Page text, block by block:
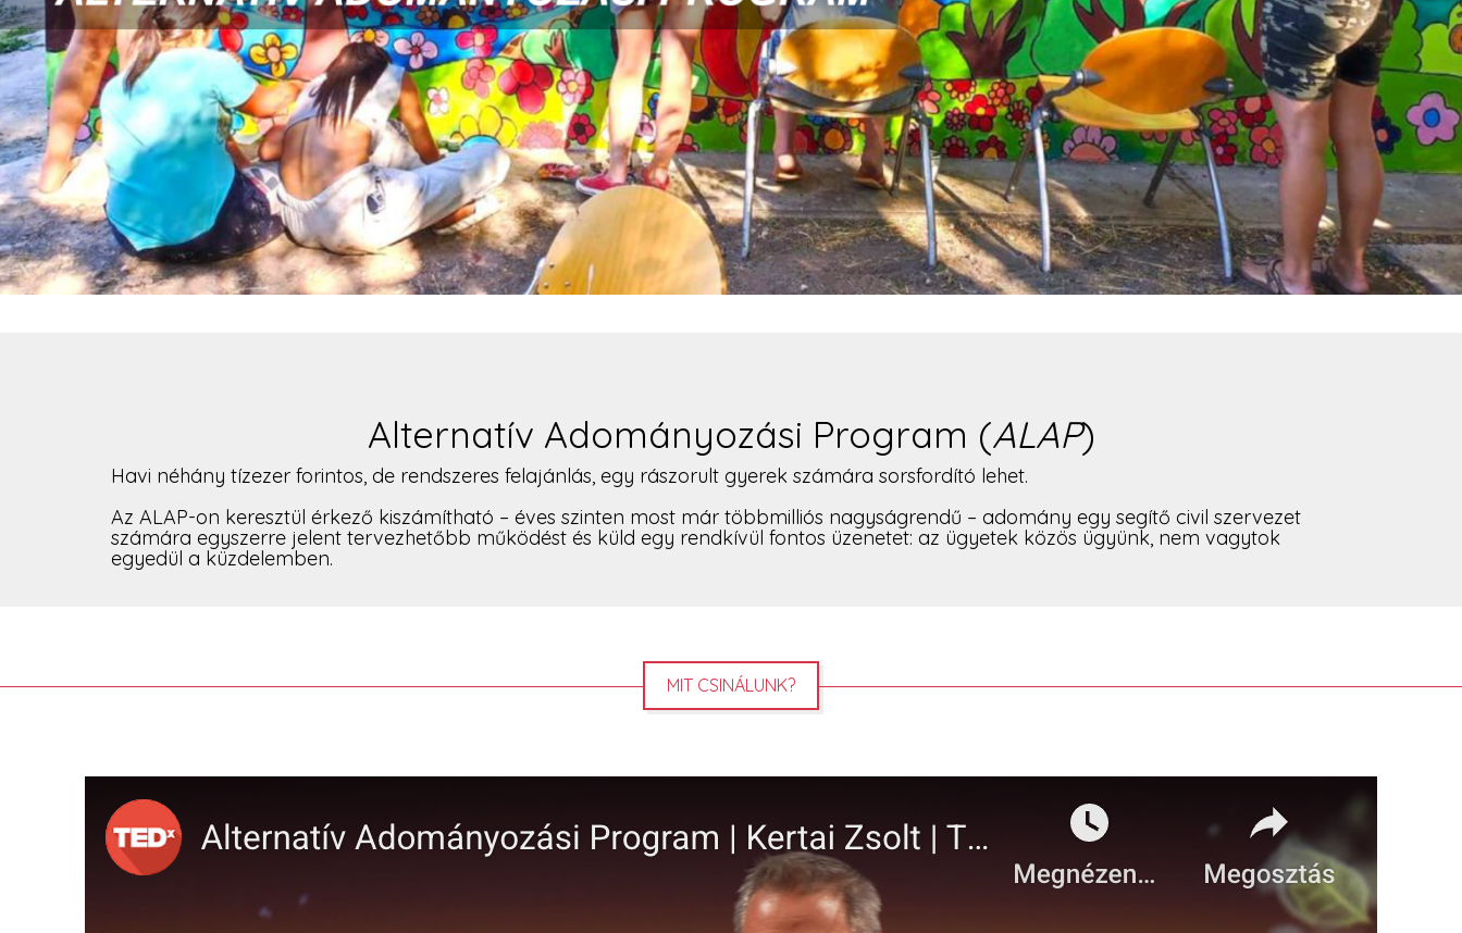
Alternatív Adományozási Program (ALAP)
Havi néhány tízezer forintos, de rendszeres felajánlás, egy rászorult gyerek számára sorsfordító lehet.
Az ALAP-on keresztül érkező kiszámítható – éves szinten most már többmilliós nagyságrendű – adomány egy segítő civil szervezet
számára egyszerre jelent tervezhetőbb működést és küld egy rendkívül fontos üzenetet: az ügyetek közös ügyünk, nem vagytok
egyedül a küzdelemben.
MIT CSINÁLUNK?